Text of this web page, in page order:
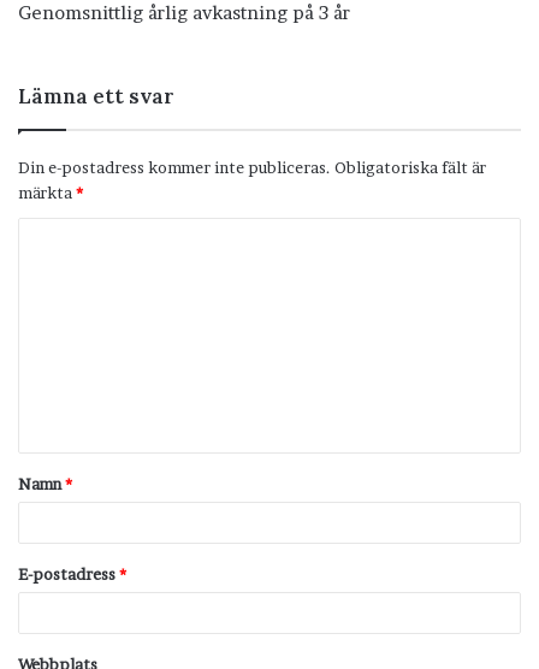
Genomsnittlig årlig avkastning på 3 år
Lämna ett svar
Din e-postadress kommer inte publiceras. Obligatoriska fält är
märkta *
t
a
Namn*
E-postadress*
Webbplats